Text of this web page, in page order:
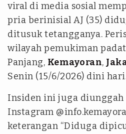
viral di media sosial
pria berinisial AJ (35)
ditusuk tetangganya.
wilayah pemukiman
Panjang, Kemayoran,
Senin (15/6/2026) dini
Insiden ini juga diunggah
Instagram
keterangan “Diduga